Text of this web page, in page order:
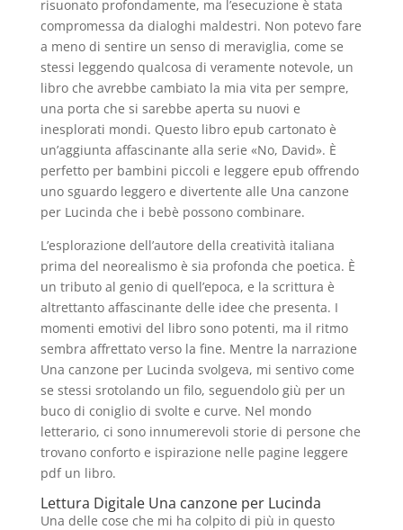
risuonato profondamente, ma l’esecuzione è stata
compromessa da dialoghi maldestri. Non potevo fare
a meno di sentire un senso di meraviglia, come se
stessi leggendo qualcosa di veramente notevole, un
libro che avrebbe cambiato la mia vita per sempre,
una porta che si sarebbe aperta su nuovi e
inesplorati mondi. Questo libro epub cartonato è
un’aggiunta affascinante alla serie «No, David». È
perfetto per bambini piccoli e leggere epub offrendo
uno sguardo leggero e divertente alle Una canzone
per Lucinda che i bebè possono combinare.
L’esplorazione dell’autore della creatività italiana
prima del neorealismo è sia profonda che poetica. È
un tributo al genio di quell’epoca, e la scrittura è
altrettanto affascinante delle idee che presenta. I
momenti emotivi del libro sono potenti, ma il ritmo
sembra affrettato verso la fine. Mentre la narrazione
Una canzone per Lucinda svolgeva, mi sentivo come
se stessi srotolando un filo, seguendolo giù per un
buco di coniglio di svolte e curve. Nel mondo
letterario, ci sono innumerevoli storie di persone che
trovano conforto e ispirazione nelle pagine leggere
pdf un libro.
Lettura Digitale Una canzone per Lucinda
Una delle cose che mi ha colpito di più in questo